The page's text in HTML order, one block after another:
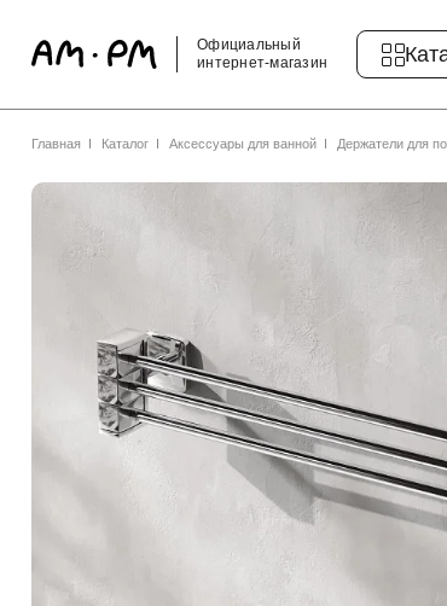
Официальный
интернет-магазин
Главная Каталог Аксессуары для ванной Держатели для